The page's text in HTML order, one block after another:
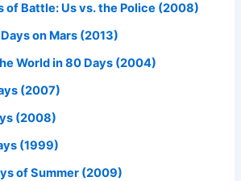
of Battle: Us vs. the Police (2008)
on Mars (2013)
World in 80 Days (2004)
(2007)
(2008)
(1999)
of Summer (2009)